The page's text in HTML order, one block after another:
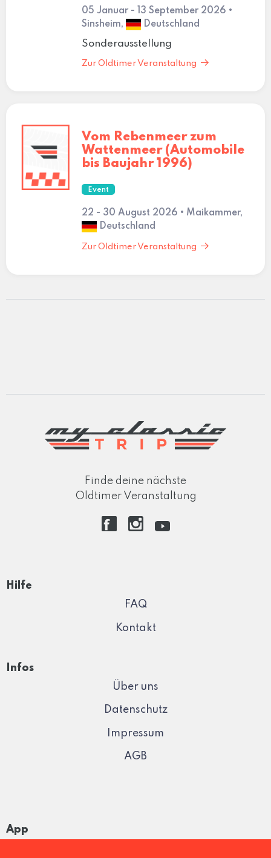
05 Januar - 13 September 2026 •
Sinsheim,
Deutschland
Sonderausstellung
Zur Oldtimer Veranstaltung
Vom Rebenmeer zum
Wattenmeer (Automobile
bis Baujahr 1996)
Event
22 - 30 August 2026 • Maikammer,
Deutschland
Zur Oldtimer Veranstaltung
Finde deine nächste
Oldtimer Veranstaltung
Hilfe
FAQ
Kontakt
Infos
Über uns
Datenschutz
Impressum
AGB
App